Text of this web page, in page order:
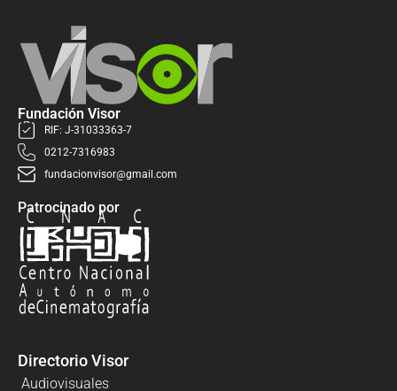
Fundación Visor
RIF: J-31033363-7
0212-7316983
fundacionvisor@gmail.com
Patrocinado por
Directorio Visor
Audiovisuales